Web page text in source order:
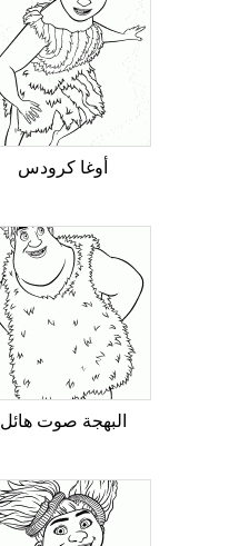
أوغا كرودس
البهجة صوت هائل